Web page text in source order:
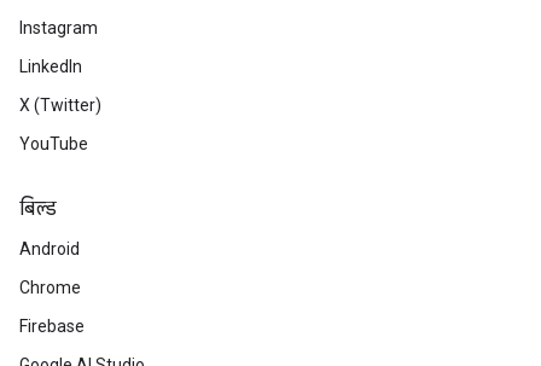
Instagram
LinkedIn
X (Twitter)
YouTube
बिल्ड
Android
Chrome
Firebase